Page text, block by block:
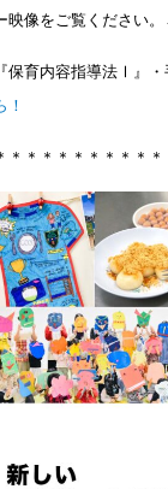
映像をご覧ください
保育内容指導法Ⅰ』・
！
＊＊＊＊＊＊＊＊＊＊